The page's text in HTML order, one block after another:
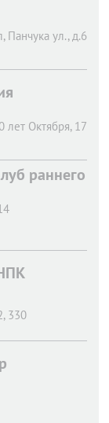
Панчука ул., д.6
лет Октября, 17
раннего
330